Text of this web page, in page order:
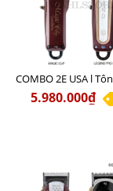
5.980.000₫